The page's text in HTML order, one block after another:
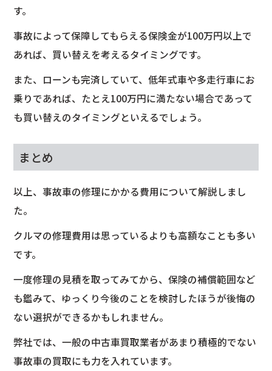
す。
事故によって保障してもらえる保険金が100万円以上で
あれば、買い替えを考えるタイミングです。
また、ローンも完済していて、低年式車や多走行車にお
乗りであれば、たとえ100万円に満たない場合であって
も買い替えのタイミングといえるでしょう。
まとめ
以上、事故車の修理にかかる費用について解説しまし
た。
クルマの修理費用は思っているよりも高額なことも多い
です。
一度修理の見積を取ってみてから、保険の補償範囲など
も鑑みて、ゆっくり今後のことを検討したほうが後悔の
ない選択ができるかもしれません。
弊社では、一般の中古車買取業者があまり積極的でない
事故車の買取にも力を入れています。